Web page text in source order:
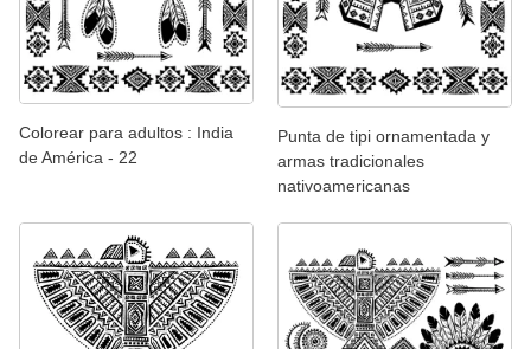
Colorear para adultos : India
de América - 22
Punta de tipi ornamentada y
armas tradicionales
nativoamericanas